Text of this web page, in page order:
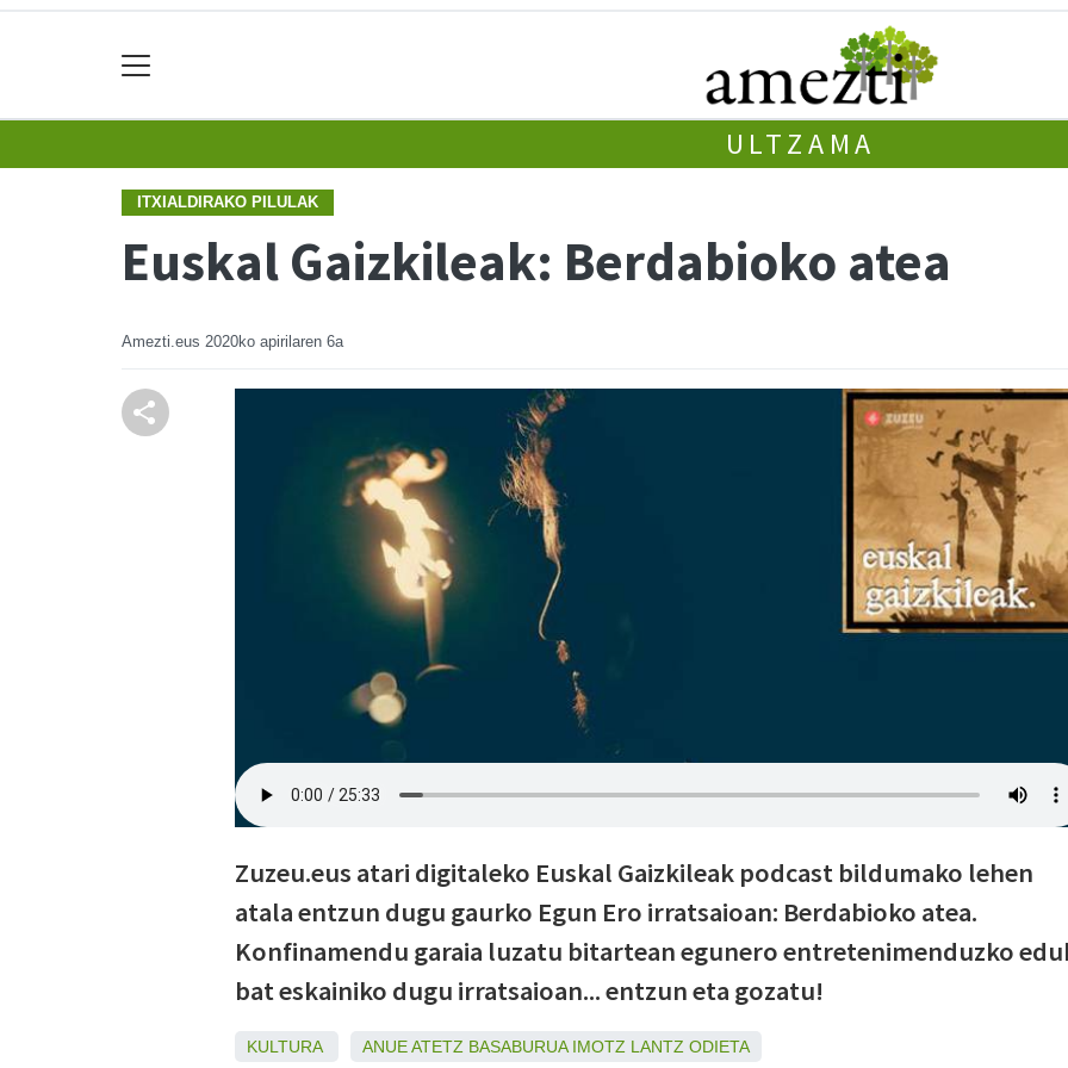
ULTZAMA
ITXIALDIRAKO PILULAK
Euskal Gaizkileak: Berdabioko atea
Amezti.eus 2020ko apirilaren 6a
Zuzeu.eus atari digitaleko Euskal Gaizkileak podcast bildumako lehen
atala entzun dugu gaurko Egun Ero irratsaioan: Berdabioko atea.
Konfinamendu garaia luzatu bitartean egunero entretenimenduzko
bat eskainiko dugu irratsaioan... entzun eta gozatu!
KULTURA ANUEATETZ BASABURUA IMOTZ LANTZ ODIETA